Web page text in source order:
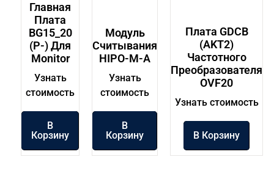
Главная
Плата
BG15_20
(P-) Для
Monitor
Узнать
стоимость
В
Корзину
Модуль
Считывания
HIPO-M-A
Узнать
стоимость
В
Корзину
Плата GDCB
(AKT2)
Частотного
Преобразователя
OVF20
Узнать стоимость
В Корзину